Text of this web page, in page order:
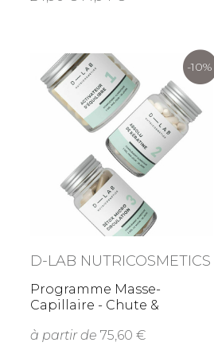
-10%
D-LAB NUTRICOSMETICS
Programme Masse-
Capillaire - Chute &
à partir de 75,60